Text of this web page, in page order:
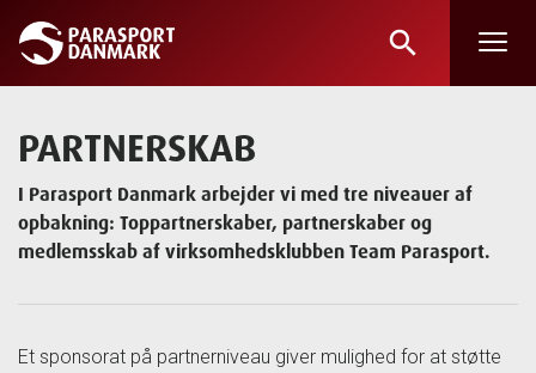
Skip
to
content
search
PARTNERSKAB
I Parasport Danmark arbejder vi med tre niveauer af
opbakning: Toppartnerskaber, partnerskaber og
medlemsskab af virksomhedsklubben Team Parasport.
Et sponsorat på partnerniveau giver mulighed for at støtte